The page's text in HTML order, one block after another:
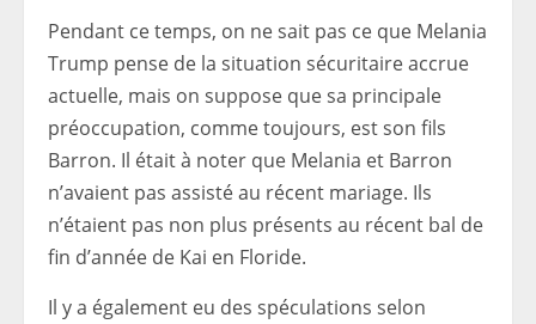
Pendant ce temps, on ne sait pas ce que Melania
Trump pense de la situation sécuritaire accrue
actuelle, mais on suppose que sa principale
préoccupation, comme toujours, est son fils
Barron. Il était à noter que Melania et Barron
n’avaient pas assisté au récent mariage. Ils
n’étaient pas non plus présents au récent bal de
fin d’année de Kai en Floride.
Il y a également eu des spéculations selon